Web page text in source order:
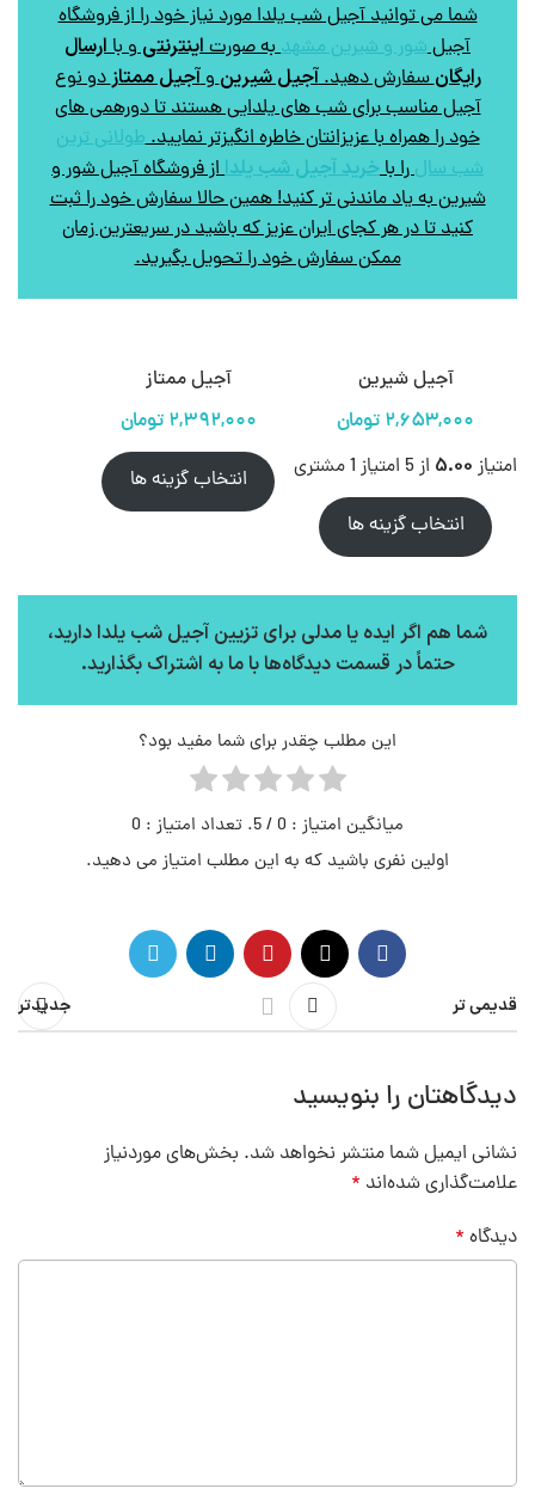
شما می توانید آجیل شب یلدا مورد نیاز خود را از فروشگاه
آجیلشور و شیرین مشهدبه صورتاینترنتیو باارسال
رایگانسفارش دهید.آجیل شیرینوآجیل ممتازدو نوع
آجیل مناسب برای شب های یلدایی هستند تا دورهمی های
خود را همراه با عزیزانتان خاطره انگیزتر نمایید.طولانی ترین
شب سالرا باخرید آجیل شب یلدااز فروشگاه آجیل شور و
شیرین به یاد ماندنی تر کنید! همین حالا سفارش خود را ثبت
کنید تا در هر کجای ایران عزیز که باشید در سریعترین زمان
ممکن سفارش خود را تحویل بگیرید.
آجیل شیرین
امتیاز 5.00 از 5 امتیاز 1مشتری
انتخاب گزینه ها
آجیل ممتاز
انتخاب گزینه ها
شما هم اگر ایده یا مدلی برای تزیین آجیل شب یلدا دارید،
حتماً در قسمت دیدگاه‌ها با ما به اشتراک بگذارید.
این مطلب چقدر برای شما مفید بود؟
میانگین امتیاز : 0/ 5. تعداد امتیاز :
0
اولین نفری باشید که به این مطلب امتیاز می دهید.
جدیدتر قدیمی تر
دیدگاهتان را بنویسید
نشانی ایمیل شما منتشر نخواهد شد. بخش‌های موردنیاز
علامت‌گذاری شده‌اند *
دیدگاه *